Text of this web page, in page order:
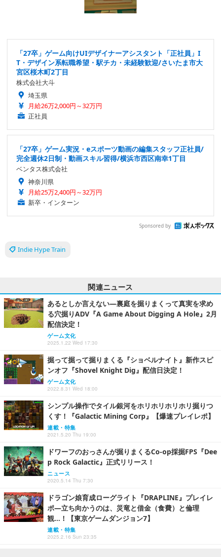
「27卒」ゲーム向けUIデザイナーアシスタント「正社員」I
T・デザイン系転職希望・駅チカ・未経験歓迎/さいたま市大
宮区桜木町2丁目
株式会社大斗
埼玉県
月給26万2,000円～32万円
正社員
「27卒」ゲーム実況・eスポーツ動画の編集スタッフ正社員/
完全週休2日制・動画スキル習得/横浜市西区南幸1丁目
ベンタス株式会社
神奈川県
月給25万2,400円～32万円
新卒・インターン
Sponsored by
Indie Hype Train
関連ニュース
あるとしか言えない―裏庭を掘りまくって真実を求め
る穴掘りADV『A Game About Digging A Hole』2月
配信決定！
ゲーム文化
2025.1.22 Wed 17:30
掘って掘って掘りまくる『ショベルナイト』新作スピ
ンオフ『Shovel Knight Dig』配信日決定！
ゲーム文化
2022.8.31 Wed 18:00
シンプル操作でタイル銀河をホリホリホリホリ掘りつ
くす！『Galactic Mining Corp』【爆速プレイレポ】
連載・特集
2021.5.20 Thu 19:00
ドワーフのおっさんが掘りまくるCo-op採掘FPS『Dee
p Rock Galactic』正式リリース！
ニュース
2020.5.14 Thu 7:30
ドラゴン娘育成ローグライト『DRAPLINE』プレイレ
ポ―立ち向かうのは、災竜と借金（食費）と倫理
観…！【東京ゲームダンジョン7】
連載・特集
2025.2.16 Sun 23:35